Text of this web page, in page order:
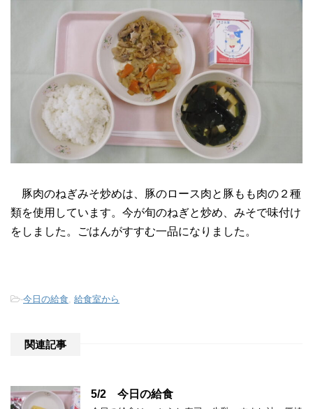
豚肉のねぎみそ炒めは、豚のロース肉と豚もも肉の２種
類を使用しています。今が旬のねぎと炒め、みそで味付け
をしました。ごはんがすすむ一品になりました。
-今日の給食 給食室から
関連記事
5/2 今日の給食